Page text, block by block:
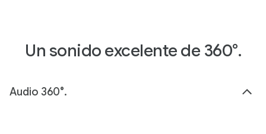
Un sonido excelente de 360°.
Audio 360°.